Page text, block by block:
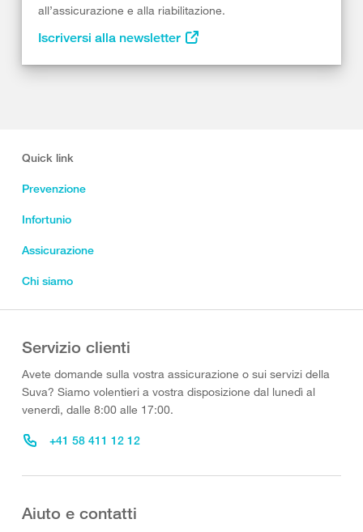
all’assicurazione e alla riabilitazione.
Iscriversi alla newsletter
Quick link
Prevenzione
Infortunio
Assicurazione
Chi siamo
Servizio clienti
Avete domande sulla vostra assicurazione o sui servizi della
Suva? Siamo volentieri a vostra disposizione dal lunedì al
venerdì, dalle 8:00 alle 17:00.
+41 58 411 12 12
Aiuto e contatti